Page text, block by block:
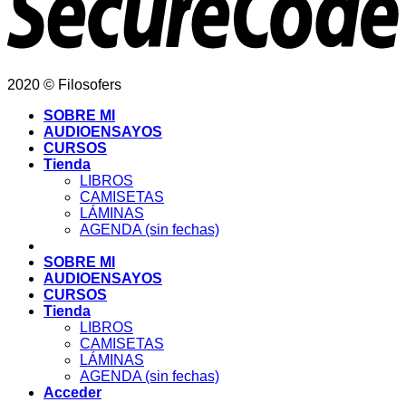
2020 © Filosofers
SOBRE MI
AUDIOENSAYOS
CURSOS
Tienda
LIBROS
CAMISETAS
LÁMINAS
AGENDA (sin fechas)
SOBRE MI
AUDIOENSAYOS
CURSOS
Tienda
LIBROS
CAMISETAS
LÁMINAS
AGENDA (sin fechas)
Acceder